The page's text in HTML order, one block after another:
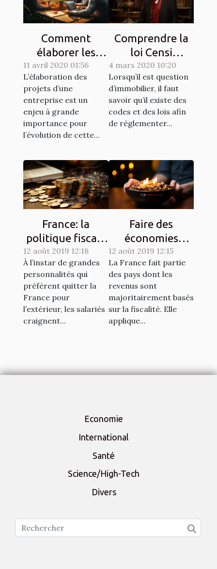
Comment
élaborer les
projets de votre
entreprise ?
11 avril 2020 01:56
L’élaboration des
projets d’une
entreprise est un
enjeu à grande
importance pour
l’évolution de cette...
Comprendre la
loi Censi
Bouvard
4 mars 2020 10:20
Lorsqu’il est question
d’immobilier, il faut
savoir qu’il existe des
codes et des lois afin
de réglementer...
France: la
politique fiscale
est-elle
excessive ?
12 août 2019 12:18
À l’instar de grandes
personnalités qui
préfèrent quitter la
France pour
l’extérieur, les salariés
craignent...
Faire des
économies
d'impôts avec
son entreprise
12 août 2019 12:15
La France fait partie
des pays dont les
revenus sont
majoritairement basés
sur la fiscalité. Elle
applique...
Economie
International
Santé
Science/High-Tech
Divers